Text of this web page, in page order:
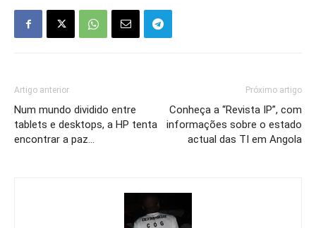
Artigo anterior
Num mundo dividido entre
tablets e desktops, a HP tenta
encontrar a paz…
Próximo artigo
Conheça a “Revista IP”, com
informações sobre o estado
actual das TI em Angola